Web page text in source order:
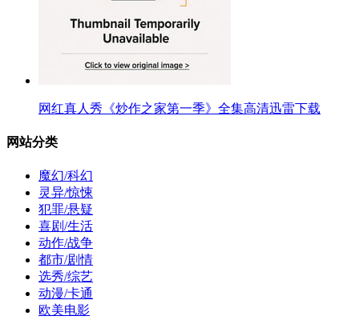
网红真人秀《炒作之家第一季》全集高清迅雷下载
网站分类
魔幻/科幻
灵异/惊悚
犯罪/悬疑
喜剧/生活
动作/战争
都市/剧情
选秀/综艺
动漫/卡通
欧美电影